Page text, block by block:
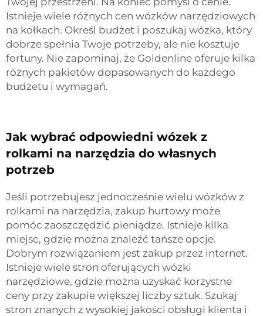
Istnieje wiele różnych cen wózków narzędziowych
na kołkach. Określ budżet i poszukaj wózka, który
dobrze spełnia Twoje potrzeby, ale nie kosztuje
fortuny. Nie zapominaj, że Goldenline oferuje kilka
różnych pakietów dopasowanych do każdego
budżetu i wymagań.
Jak wybrać odpowiedni wózek z
rolkami na narzędzia do własnych
potrzeb
Jeśli potrzebujesz jednocześnie wielu wózków z
rolkami na narzędzia, zakup hurtowy może
pomóc zaoszczędzić pieniądze. Istnieje kilka
miejsc, gdzie można znaleźć tańsze opcje.
Dobrym rozwiązaniem jest zakup przez internet.
Istnieje wiele stron oferujących wózki
narzędziowe, gdzie można uzyskać korzystne
ceny przy zakupie większej liczby sztuk. Szukaj
stron znanych z wysokiej jakości obsługi klienta i